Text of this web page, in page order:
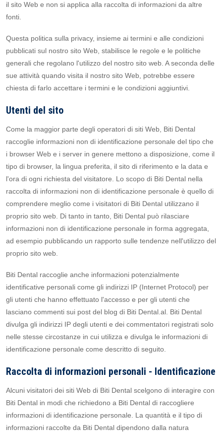
il sito Web e non si applica alla raccolta di informazioni da altre
fonti.
Questa politica sulla privacy, insieme ai termini e alle condizioni
pubblicati sul nostro sito Web, stabilisce le regole e le politiche
generali che regolano l'utilizzo del nostro sito web. A seconda delle
sue attività quando visita il nostro sito Web, potrebbe essere
chiesta di farlo accettare i termini e le condizioni aggiuntivi.
Utenti del sito
Come la maggior parte degli operatori di siti Web, Biti Dental
raccoglie informazioni non di identificazione personale del tipo che
i browser Web e i server in genere mettono a disposizione, come il
tipo di browser, la lingua preferita, il sito di riferimento e la data e
l'ora di ogni richiesta del visitatore. Lo scopo di Biti Dental nella
raccolta di informazioni non di identificazione personale è quello di
comprendere meglio come i visitatori di Biti Dental utilizzano il
proprio sito web. Di tanto in tanto, Biti Dental può rilasciare
informazioni non di identificazione personale in forma aggregata,
ad esempio pubblicando un rapporto sulle tendenze nell'utilizzo del
proprio sito web.
Biti Dental raccoglie anche informazioni potenzialmente
identificative personali come gli indirizzi IP (Internet Protocol) per
gli utenti che hanno effettuato l'accesso e per gli utenti che
lasciano commenti sui post del blog di Biti Dental.al. Biti Dental
divulga gli indirizzi IP degli utenti e dei commentatori registrati solo
nelle stesse circostanze in cui utilizza e divulga le informazioni di
identificazione personale come descritto di seguito.
Raccolta di informazioni personali - Identificazione
Alcuni visitatori dei siti Web di Biti Dental scelgono di interagire con
Biti Dental in modi che richiedono a Biti Dental di raccogliere
informazioni di identificazione personale. La quantità e il tipo di
informazioni raccolte da Biti Dental dipendono dalla natura